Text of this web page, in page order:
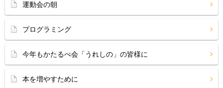
運動会の朝
プログラミング
今年もかたるべ会「うれしの」の皆様に
本を増やすために